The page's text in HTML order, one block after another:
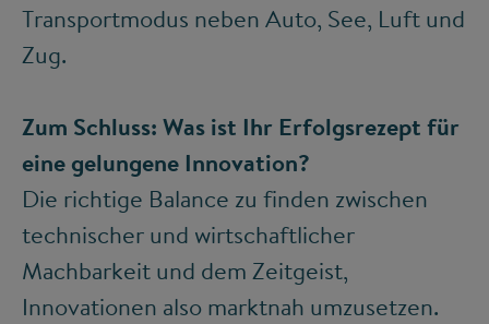
Transportmodus neben Auto, See, Luft und
Zug.
Zum Schluss: Was ist Ihr Erfolgsrezept für
eine gelungene Innovation?
Die richtige Balance zu finden zwischen
technischer und wirtschaftlicher
Machbarkeit und dem Zeitgeist,
Innovationen also marktnah umzusetzen.